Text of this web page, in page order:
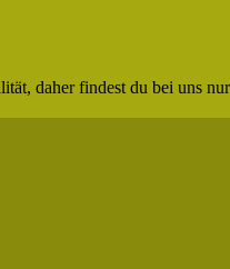
daher findest du bei uns